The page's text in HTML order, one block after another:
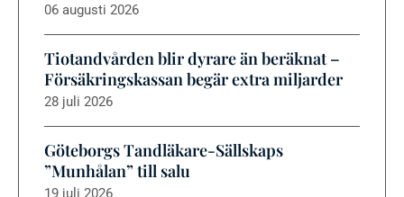
06 augusti 2026
Tiotandvården blir dyrare än beräknat –
Försäkringskassan begär extra miljarder
28 juli 2026
Göteborgs Tandläkare-Sällskaps
”Munhålan” till salu
19 juli 2026